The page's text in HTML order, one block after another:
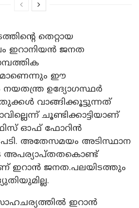
തെറ്റായ
ഇറാനിയൻ ജനത
ഈ
ഉദ്യോഗസ്ഥർ
വാങ്ങിക്കൂട്ടുന്നത്
ചൂണ്ടിക്കാട്ടിയാണ്
ഓഫ് ഫോറിൻ
അതേസമയം അടിസ്ഥാന
അപര്യാപ്തതകൊണ്ട്
ഇറാൻ ജനത.പലയിടത്തും
ഇറാൻ